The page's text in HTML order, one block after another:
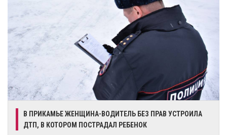
В ПРИКАМЬЕ ЖЕНЩИНА-ВОДИТЕЛЬ БЕЗ ПРАВ УСТРОИЛА
ДТП, В КОТОРОМ ПОСТРАДАЛ РЕБЕНОК